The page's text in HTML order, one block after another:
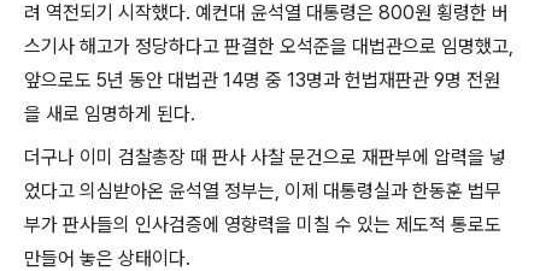
려 역전되기 시작했다. 예컨대 윤석열 대통령은 800원 횡령한 버
스기사 해고가 정당하다고 판결한 오석준을 대법관으로 임명했고,
앞으로도 5년 동안 대법관 14명 중 13명과 헌법재판관 9명 전원
을 새로 임명하게 된다.
더구나 이미 검찰총장 때 판사 사찰 문건으로 재판부에 압력을 넣
었다고 의심받아온 윤석열 정부는, 이제 대통령실과 한동훈 법무
부가 판사들의 인사검증에 영향력을 미칠 수 있는 제도적 통로도
만들어 놓은 상태이다.